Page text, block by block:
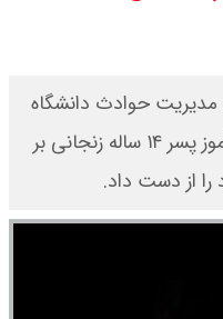
شنبه ۱۷ مرداد ۱۴۰۵ / قیمت دنا چند ؟
حوادث دانشگاه
علوم پزشکی زنجان گفت: دانش آموز پسر ۱۴ ساله زنجانی بر
از دست داد.